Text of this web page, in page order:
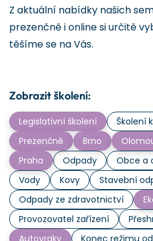
Z aktuální nabídky našich
prezenčně i online si určitě
těšíme se na Vás.
Zobrazit školení:
Legislativní školení Školení
Prezenčně
Brno
Praha
Odpady Obce a
Vody
Kovy
Stavební
Odpady ze zdravotnictví
Provozovatel zařízení
Autovraky
Konec režimu